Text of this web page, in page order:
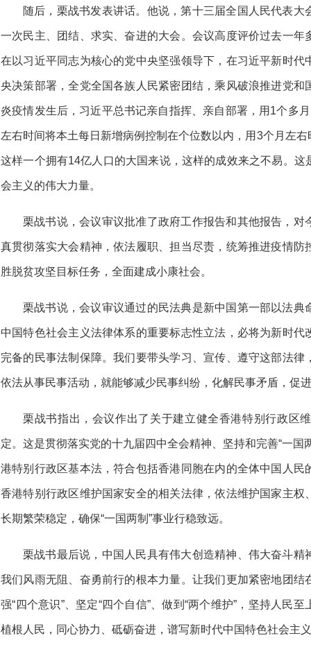
随后，栗战书发表讲话。他说，第十三届全国人民代表
一次民主、团结、求实、奋进的大会。会议高度评价过去一
在以习近平同志为核心的党中央坚强领导下，在习近平新时
央决策部署，全党全国各族人民紧密团结，乘风破浪推进党
炎疫情发生后，习近平总书记亲自指挥、亲自部署，用1个多
左右时间将本土每日新增病例控制在个位数以内，用3个月左
这样一个拥有14亿人口的大国来说，这样的成效来之不易。
会主义的伟大力量。
栗战书说，会议审议批准了政府工作报告和其他报告，
真贯彻落实大会精神，依法履职、担当尽责，统筹推进疫情
胜脱贫攻坚目标任务，全面建成小康社会。
栗战书说，会议审议通过的民法典是新中国第一部以法
中国特色社会主义法律体系的重要标志性立法，必将为新时
完备的民事法制保障。我们要带头学习、宣传、遵守这部法
依法从事民事活动，就能够减少民事纠纷，化解民事矛盾，促
栗战书指出，会议作出了关于建立健全香港特别行政区
定。这是贯彻落实党的十九届四中全会精神、坚持和完善“一国
港特别行政区基本法，符合包括香港同胞在内的全体中国人
香港特别行政区维护国家安全的相关法律，依法维护国家主
长期繁荣稳定，确保“一国两制”事业行稳致远。
栗战书最后说，中国人民具有伟大创造精神、伟大奋斗
我们风雨无阻、奋勇前行的根本力量。让我们更加紧密地团
强“四个意识”、坚定“四个自信”、做到“两个维护”，坚持人民
植根人民，同心协力、砥砺奋进，谱写新时代中国特色社会主